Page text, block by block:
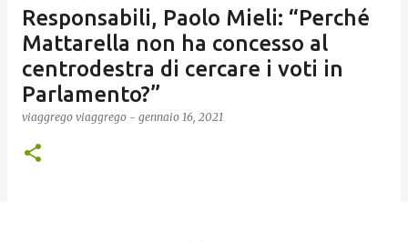
Responsabili, Paolo Mieli: “Perché
Mattarella non ha concesso al
centrodestra di cercare i voti in
Parlamento?”
viaggrego viaggrego - gennaio 16, 2021